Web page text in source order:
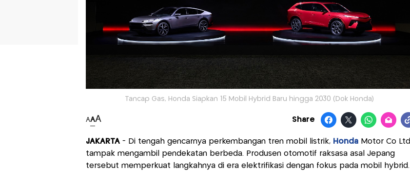
Tancap Gas, Honda Siapkan 15 Mobil Hybrid Baru hingga 2030 (Dok Honda)
AAA Share
JAKARTA- Di tengah gencarnya perkembangan tren mobil listrik, Honda Motor Co Ltd
tampak mengambil pendekatan berbeda. Produsen otomotif raksasa asal Jepang
tersebut memperkuat langkahnya di era elektrifikasi dengan fokus pada mobil hybrid.